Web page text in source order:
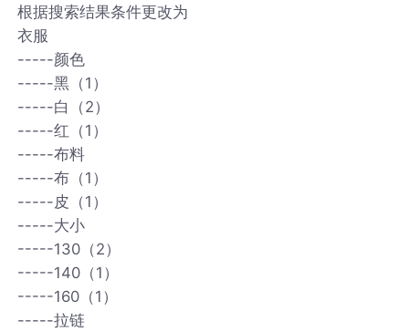
根据搜索结果条件更改为
衣服
-----颜色
-----黑（1）
-----白（2）
-----红（1）
-----布料
-----布（1）
-----皮（1）
-----大小
-----130（2）
-----140（1）
-----160（1）
-----拉链